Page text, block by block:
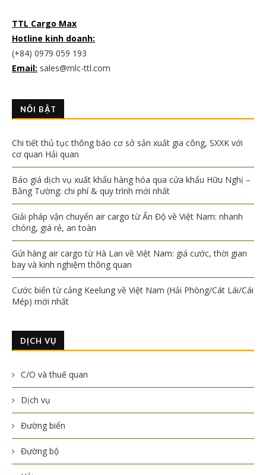
TTL Cargo Max
Hotline kinh doanh:
(+84) 0979 059 193
Email: sales@mlc-ttl.com
NỔI BẬT
Chi tiết thủ tục thông báo cơ sở sản xuất gia công, SXXK với
cơ quan Hải quan
Báo giá dịch vụ xuất khẩu hàng hóa qua cửa khẩu Hữu Nghị –
Bằng Tường: chi phí & quy trình mới nhất
Giải pháp vận chuyển air cargo từ Ấn Độ về Việt Nam: nhanh
chóng, giá rẻ, an toàn
Gửi hàng air cargo từ Hà Lan về Việt Nam: giá cước, thời gian
bay và kinh nghiệm thông quan
Cước biển từ cảng Keelung về Việt Nam (Hải Phòng/Cát Lái/Cái
Mép) mới nhất
DỊCH VỤ
C/O và thuế quan
Dịch vụ
Đường biển
Đường bộ